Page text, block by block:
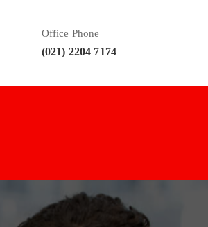
Office Phone
(021) 2204 7174